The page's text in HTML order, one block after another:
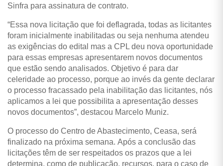
Sinfra para assinatura de contrato.
“Essa nova licitação que foi deflagrada, todas as licitantes
foram inicialmente inabilitadas ou seja nenhuma atendeu
as exigências do edital mas a CPL deu nova oportunidade
para essas empresas apresentarem novos documentos
que estão sendo analisados. Objetivo é para dar
celeridade ao processo, porque ao invés da gente declarar
o processo fracassado pela inabilitação das licitantes, nós
aplicamos a lei que possibilita a apresentação desses
novos documentos”, destacou Marcelo Muniz.
O processo do Centro de Abastecimento, Ceasa, será
finalizado na próxima semana. Após a conclusão das
licitações têm de ser respeitados os prazos que a lei
determina, como de publicação, recursos, para o caso de